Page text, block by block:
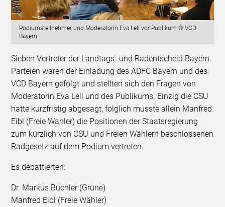
Podiumsteilnehmer und Moderatorin Eva Lell vor Publikum © VCD
Bayern
Sieben Vertreter der Landtags- und Radentscheid Bayern-
Parteien waren der Einladung des ADFC Bayern und des
VCD Bayern gefolgt und stellten sich den Fragen von
Moderatorin Eva Lell und des Publikums. Einzig die CSU
hatte kurzfristig abgesagt, folglich musste allein Manfred
Eibl (Freie Wähler) die Positionen der Staatsregierung
zum kürzlich von CSU und Freien Wählern beschlossenen
Radgesetz auf dem Podium vertreten.
Es debattierten:
Dr. Markus Büchler (Grüne)
Manfred Eibl (Freie Wähler)